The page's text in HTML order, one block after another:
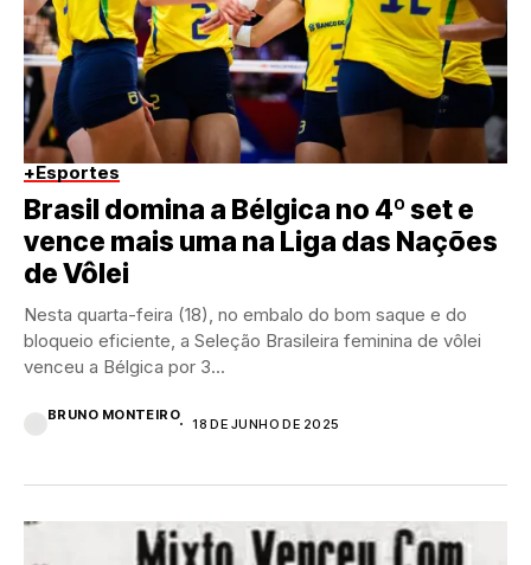
+Esportes
Brasil domina a Bélgica no 4º set e
vence mais uma na Liga das Nações
de Vôlei
Nesta quarta-feira (18), no embalo do bom saque e do
bloqueio eficiente, a Seleção Brasileira feminina de vôlei
venceu a Bélgica por 3...
BRUNO MONTEIRO
18 DE JUNHO DE 2025